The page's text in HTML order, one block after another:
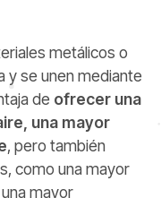
metálicos o
y se unen mediante
de ofrecer una
una mayor
, pero también
como una mayor
mayor